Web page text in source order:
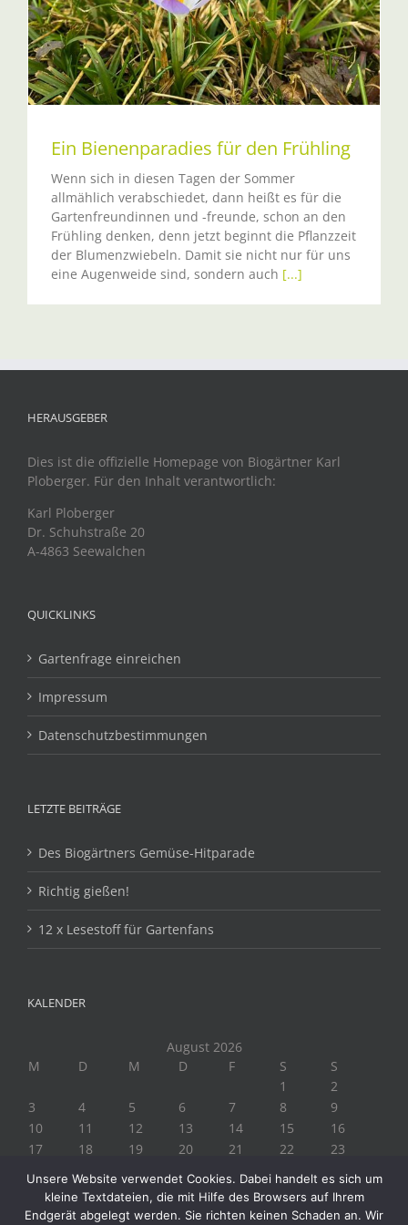
Ein Bienenparadies für den Frühling
Wenn sich in diesen Tagen der Sommer
allmählich verabschiedet, dann heißt es für die
Gartenfreundinnen und -freunde, schon an den
Frühling denken, denn jetzt beginnt die Pflanzzeit
der Blumenzwiebeln. Damit sie nicht nur für uns
eine Augenweide sind, sondern auch [...]
HERAUSGEBER
Dies ist die offizielle Homepage von Biogärtner Karl
Ploberger. Für den Inhalt verantwortlich:
Karl Ploberger
Dr. Schuhstraße 20
A-4863 Seewalchen
QUICKLINKS
Gartenfrage einreichen
Impressum
Datenschutzbestimmungen
LETZTE BEITRÄGE
Des Biogärtners Gemüse-Hitparade
Richtig gießen!
12 x Lesestoff für Gartenfans
KALENDER
August 2026
M
D M D F S
S
1
2
3
4 5 6 7 8
9
10
11 12 13 14 15
16
17
18 19 20 21 22
23
« Juli
Unsere Website verwendet Cookies. Dabei handelt es sich um
kleine Textdateien, die mit Hilfe des Browsers auf Ihrem
Endgerät abgelegt werden. Sie richten keinen Schaden an. Wir